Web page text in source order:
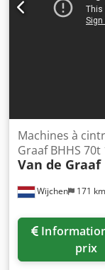
Wijchen 171 km
Machines à
Graaf BHHS 70t
Van de Graaf
prix